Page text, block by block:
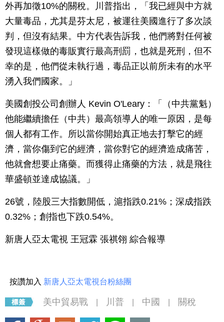
外再加徵10%的關稅。川普指出，「我已經與中方就
大量毒品，尤其是芬太尼，被運往美國進行了多次談
判，但沒有結果。中方代表告訴我，他們將對任何被
發現這樣做的毒販實行最高刑罰，也就是死刑，但不
幸的是，他們從未執行過，毒品正以前所未有的水平
湧入我們國家。」
美國創投公司創辦人 Kevin O'Leary：「（中共黨魁）
他能繼續擔任（中共）最高領導人的唯一原因，是每
個人都有工作。所以當你開始真正地去打擊它的經
濟，當你傷到它的經濟，當你對它的經濟造成痛苦，
他就會想要止痛藥。而獲得止痛藥的方法，就是飛往
華盛頓並達成協議。」
26號，陸股三大指數開低，滬指跌0.21%；深成指跌
0.32%；創指也下跌0.54%。
新唐人亞太電視 王冠霖 張祺翎 綜合報導
按讚加入 新唐人亞太電視台粉絲團
美中貿易戰 川普 中國 關稅